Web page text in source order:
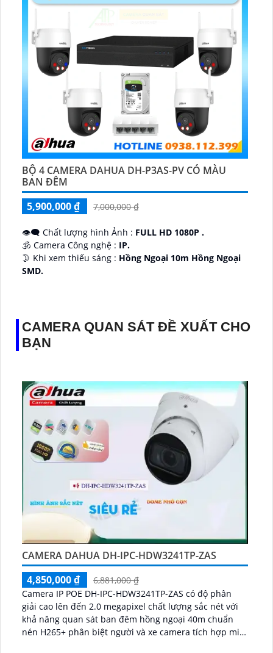
BỘ 4 CAMERA DAHUA DH-P3AS-PV CÓ MÀU
BAN ĐÊM
5,900,000 ₫
7,000,000 ₫
👁️‍🗨 Chất lượng hình Ảnh : FULL HD 1080P .
🕉️ Camera Công nghệ : IP.
🌛 Khi xem thiếu sáng : Hồng Ngoại 10m Hồng Ngoại
SMD.
CAMERA QUAN SÁT ĐỀ XUẤT CHO
BẠN
CAMERA DAHUA DH-IPC-HDW3241TP-ZAS
4,850,000 ₫
6,881,000 ₫
Camera IP POE DH-IPC-HDW3241TP-ZAS có độ phân
giải cao lên đến 2.0 megapixel chất lượng sắc nét với
khả năng quan sát ban đêm hồng ngoại 40m chuẩn
nén H265+ phân biệt người và xe camera tích hợp mic